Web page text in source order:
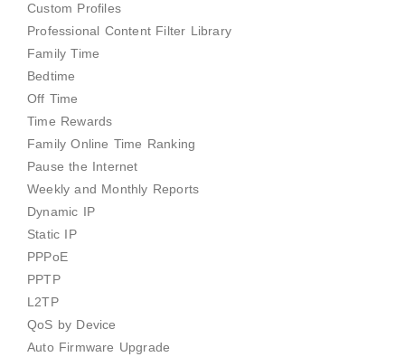
Custom Profiles
Professional Content Filter Library
Family Time
Bedtime
Off Time
Time Rewards
Family Online Time Ranking
Pause the Internet
Weekly and Monthly Reports
Dynamic IP
Static IP
PPPoE
PPTP
L2TP
QoS by Device
Auto Firmware Upgrade